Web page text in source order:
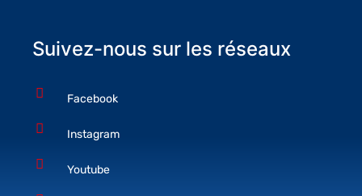
Suivez-nous sur les réseaux
Facebook
Instagram
Youtube